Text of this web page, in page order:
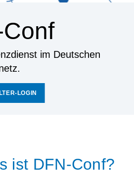
im Deutschen
LOGIN
ist DFN-Conf?